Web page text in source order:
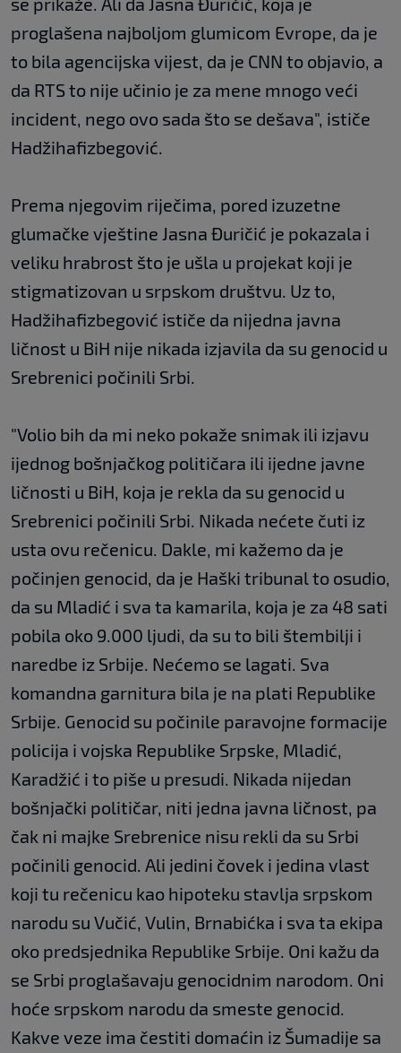
proglašena najboljom glumicom Evrope, da je
to bila agencijska vijest, da je CNN to objavio, a
da RTS to nije učinio je za mene mnogo veći
incident, nego ovo sada što se dešava", ističe
Hadžihafizbegović.
Prema njegovim riječima, pored izuzetne
glumačke vještine Jasna Đuričić je pokazala i
veliku hrabrost što je ušla u projekat koji je
stigmatizovan u srpskom društvu. Uz to,
Hadžihafizbegović ističe da nijedna javna
ličnost u BiH nije nikada izjavila da su genocid u
Srebrenici počinili Srbi.
"Volio bih da mi neko pokaže snimak ili izjavu
ijednog bošnjačkog političara ili ijedne javne
ličnosti u BiH, koja je rekla da su genocid u
Srebrenici počinili Srbi. Nikada nećete čuti iz
usta ovu rečenicu. Dakle, mi kažemo da je
počinjen genocid, da je Haški tribunal to osudio,
da su Mladić i sva ta kamarila, koja je za 48 sati
pobila oko 9.000 ljudi, da su to bili štembilji i
naredbe iz Srbije. Nećemo se lagati. Sva
komandna garnitura bila je na plati Republike
Srbije. Genocid su počinile paravojne formacije
policija i vojska Republike Srpske, Mladić,
Karadžić i to piše u presudi. Nikada nijedan
bošnjački političar, niti jedna javna ličnost, pa
čak ni majke Srebrenice nisu rekli da su Srbi
počinili genocid. Ali jedini čovek i jedina vlast
koji tu rečenicu kao hipoteku stavlja srpskom
narodu su Vučić, Vulin, Brnabićka i sva ta ekipa
oko predsjednika Republike Srbije. Oni kažu da
se Srbi proglašavaju genocidnim narodom. Oni
hoće srpskom narodu da smeste genocid.
Kakve veze ima čestiti domaćin iz Šumadije sa